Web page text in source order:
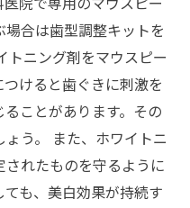
合は歯型調整キットを
トニング剤をマウスピー
けると歯ぐきに刺激を
ことがあります。その
う。 また、ホワイトニ
れたものを守るように
も、美白効果が持続す